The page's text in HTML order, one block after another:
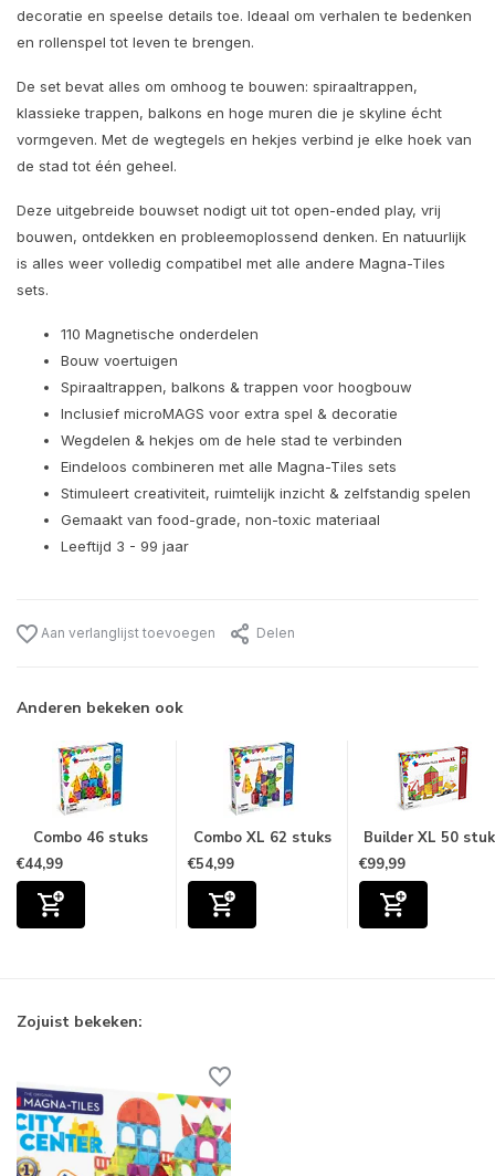
decoratie en speelse details toe. Ideaal om verhalen te bedenken
en rollenspel tot leven te brengen.
De set bevat alles om omhoog te bouwen: spiraaltrappen,
klassieke trappen, balkons en hoge muren die je skyline écht
vormgeven. Met de wegtegels en hekjes verbind je elke hoek van
de stad tot één geheel.
Deze uitgebreide bouwset nodigt uit tot open-ended play, vrij
bouwen, ontdekken en probleemoplossend denken. En natuurlijk
is alles weer volledig compatibel met alle andere Magna-Tiles
sets.
110 Magnetische onderdelen
Bouw voertuigen
Spiraaltrappen, balkons & trappen voor hoogbouw
Inclusief microMAGS voor extra spel & decoratie
Wegdelen & hekjes om de hele stad te verbinden
Eindeloos combineren met alle Magna-Tiles sets
Stimuleert creativiteit, ruimtelijk inzicht & zelfstandig spelen
Gemaakt van food-grade, non-toxic materiaal
Leeftijd 3 - 99 jaar
Aan verlanglijst toevoegen Delen
Anderen bekeken ook
Combo 46 stuks
€44,99
Combo XL 62 stuks
€54,99
Builder XL 50
€99,99
Zojuist bekeken: